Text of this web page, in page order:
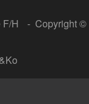
F/H - Copyright ©